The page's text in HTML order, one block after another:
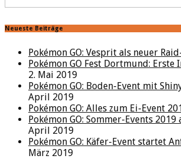
Neueste Beiträge
Pokémon GO: Vesprit als neuer
Pokémon GO Fest Dortmund:
2. Mai 2019
Pokémon GO: Boden-Event mit
April 2019
Pokémon GO: Alles zum Ei-Event
Pokémon GO: Sommer-Events
April 2019
Pokémon GO: Käfer-Event startet
März 2019